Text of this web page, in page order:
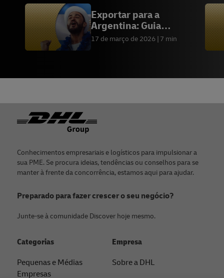
Exportar para a
Argentina: Guia
comercial
17 de março de 2026 7 min
Rodapé
Conhecimentos empresariais e logísticos para impulsionar a
sua PME. Se procura ideias, tendências ou conselhos para se
manter à frente da concorrência, estamos aqui para ajudar.
Preparado para fazer crescer o seu negócio?
Junte-se à comunidade Discover hoje mesmo.
Categorias
Pequenas e Médias
Empresas
Empresa
Sobre a DHL